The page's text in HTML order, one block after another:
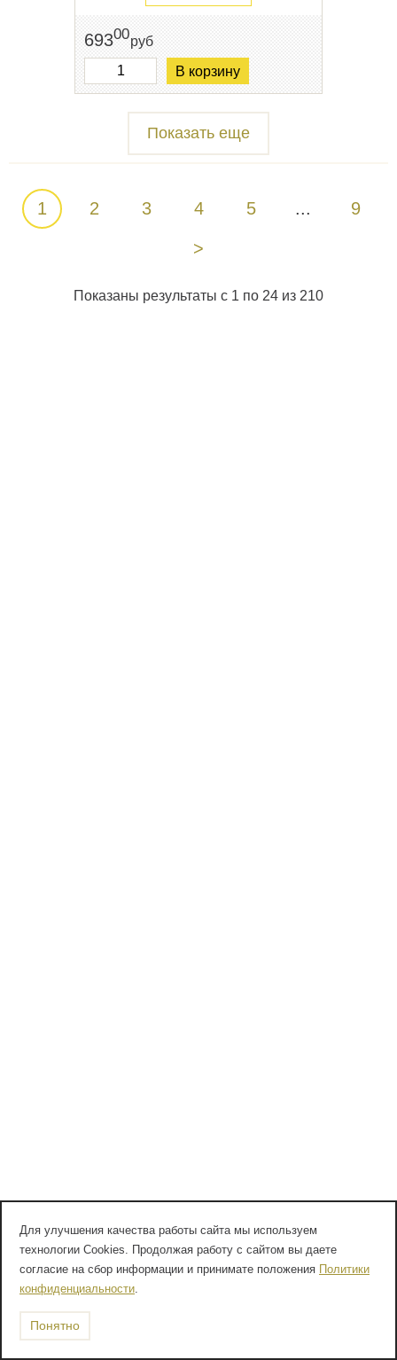
69300руб
В корзину
Показать еще
1 2 3 4 5 ... 9
>
Показаны результаты с 1 по 24 из 210
Для улучшения качества работы сайта мы используем
технологии Cookies. Продолжая работу с сайтом вы даете
согласие на сбор информации и принимате положения Политики
конфиденциальности.
Понятно